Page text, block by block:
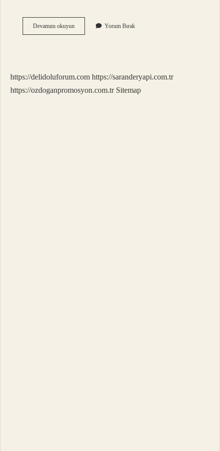
Devamını okuyunÇanta
sapı
Yorum Bırak
https://delidoluforum.com https://saranderyapi.com.tr
https://ozdoganpromosyon.com.tr Sitemap